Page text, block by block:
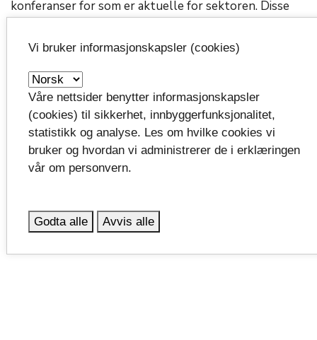
konferanser for som er aktuelle for sektoren. Disse
Andre fylkesbibliotek
Agder fylkesbibliotek arrangerer digitalt påfyll hver
er åpne for alle bibliotekansatte.
Digital påfyll her.
Vi bruker informasjonskapsler (cookies)
Våre nettsider benytter informasjonskapsler
(cookies) til sikkerhet, innbyggerfunksjonalitet,
statistikk og analyse. Les om hvilke cookies vi
bruker og hvordan vi administrerer de i erklæringen
vår om personvern.
Godta alle Avvis alle